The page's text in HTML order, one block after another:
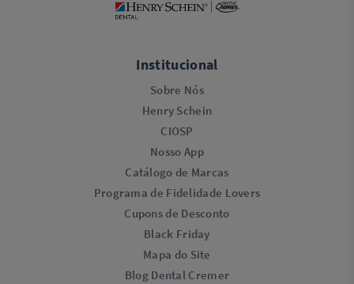
Institucional
Sobre Nós
Henry Schein
CIOSP
Nosso App
Catálogo de Marcas
Programa de Fidelidade Lovers​
Cupons de Desconto
Black Friday
Mapa do Site
Blog Dental Cremer